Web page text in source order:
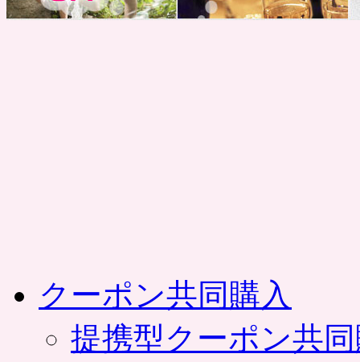
クーポン共同購入
提携型クーポン共